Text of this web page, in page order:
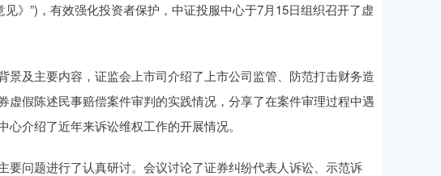
》”)，有效强化投资者保护，中证投服中心于7月15日组织召开了虚
及主要内容，证监会上市司介绍了上市公司监管、防范打击财务造
假陈述民事赔偿案件审判的实践情况，分享了在案件审理过程中遇
介绍了近年来诉讼维权工作的开展情况。
问题进行了认真研讨。会议讨论了证券纠纷代表人诉讼、示范诉